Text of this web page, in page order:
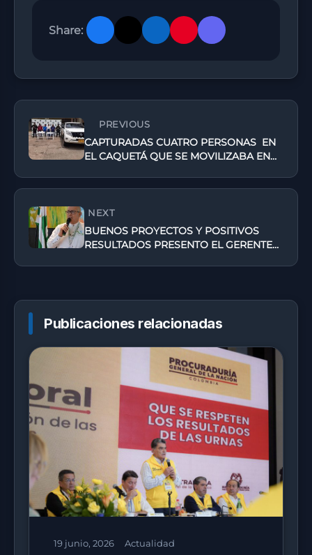
Share:
PREVIOUS
CAPTURADAS CUATRO PERSONAS EN
EL CAQUETÁ QUE SE MOVILIZABA EN
NEXT
BUENOS PROYECTOS Y POSITIVOS
RESULTADOS PRESENTO EL GERENTE
Publicaciones relacionadas
19 junio, 2026 Actualidad